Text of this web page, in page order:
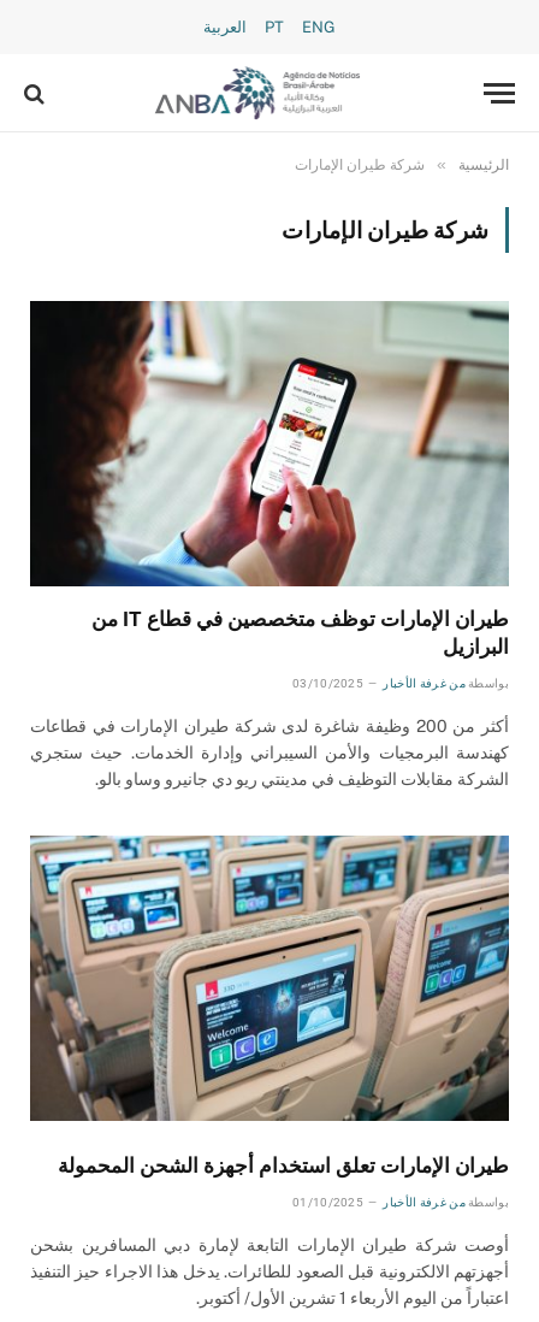
PT ENG العربية
الرئيسية » شركة طيران الإمارات
شركة طيران الإمارات
طيران الإمارات توظف متخصصين في قطاع IT من
البرازيل
بواسطة من غرفة الأخبار 03/10/2025
أكثر من 200 وظيفة شاغرة لدى شركة طيران الإمارات في قطاعات
كهندسة البرمجيات والأمن السيبراني وإدارة الخدمات. حيث ستجري
الشركة مقابلات التوظيف في مدينتي ريو دي جانيرو وساو بالو.
طيران الإمارات تعلق استخدام أجهزة الشحن المحمولة
بواسطة من غرفة الأخبار 01/10/2025
أوصت شركة طيران الإمارات التابعة لإمارة دبي المسافرين بشحن
أجهزتهم الالكترونية قبل الصعود للطائرات. يدخل هذا الاجراء حيز التنفيذ
اعتباراً من اليوم الأربعاء 1 تشرين الأول/ أكتوبر.